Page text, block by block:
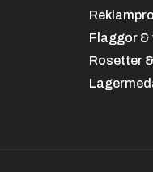
Flaggor &
Rosetter